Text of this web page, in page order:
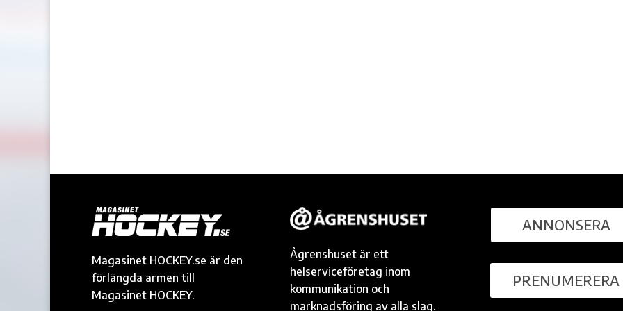
Magasinet HOCKEY.se är den
förlängda armen till
Magasinet HOCKEY.
Ågrenshuset är ett
helserviceföretag inom
kommunikation och
marknadsföring av alla slag.
ANNONSERA
PRENUMERERA